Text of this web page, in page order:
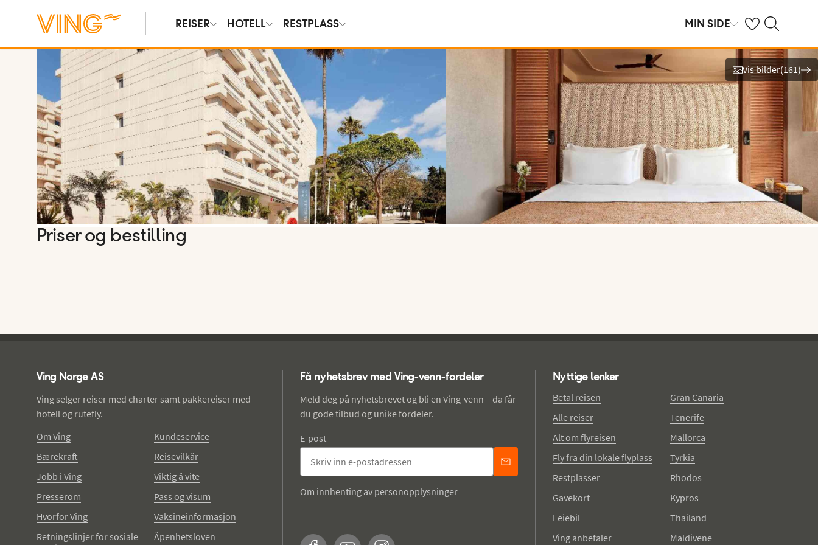
REISER HOTELL RESTPLASS MIN SIDE Se dine sparte
Søk på ving.no
Vis bilder
Vis bilder(161)
Priser og bestilling
Ving Norge AS
Ving selger reiser med charter samt pakkereiser med
hotell og rutefly.
Om Ving
Bærekraft
Jobb i Ving
Presserom
Hvorfor Ving
Retningslinjer for sosiale
Kundeservice
Reisevilkår
Viktig å vite
Pass og visum
Vaksineinformasjon
Åpenhetsloven
Få nyhetsbrev med Ving-venn-fordeler
Meld deg på nyhetsbrevet og bli en Ving-venn – da får
du gode tilbud og unike fordeler.
E-post
Om innhenting av personopplysninger
Nyttige lenker
Betal reisen
Alle reiser
Alt om flyreisen
Fly fra din lokale flyplass
Restplasser
Gavekort
Leiebil
Ving anbefaler
Gran Canaria
Tenerife
Mallorca
Tyrkia
Rhodos
Kypros
Thailand
Maldivene